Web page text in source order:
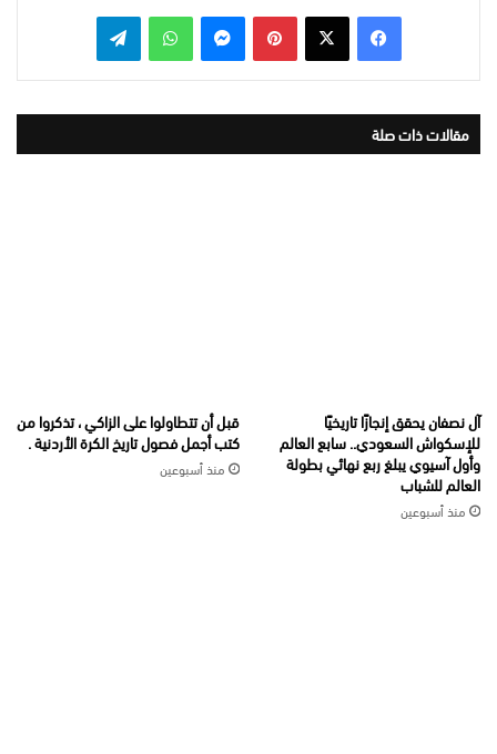
بينتيريست واتساب
مقالات ذات صلة
آل نصفان يحقق إنجازًا تاريخيًا
للإسكواش السعودي.. سابع العالم
وأول آسيوي يبلغ ربع نهائي بطولة
العالم للشباب
منذ أسبوعين
قبل أن تتطاولوا على الزاكي ، تذكروا من
كتب أجمل فصول تاريخ الكرة الأردنية .
منذ أسبوعين